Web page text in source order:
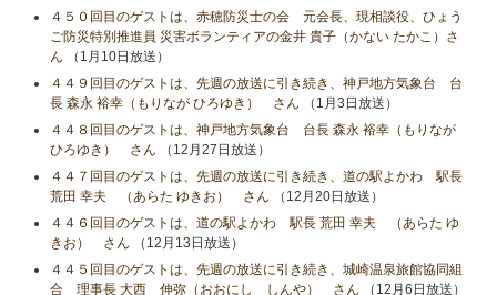
４５０回目のゲストは、赤穂防災士の会 元会長、現相談役、ひょう
ご防災特別推進員 災害ボランティアの金井 貴子（かない たかこ）さ
ん （1月10日放送）
４４９回目のゲストは、先週の放送に引き続き、神戸地方気象台 台
長 森永 裕幸（もりなが ひろゆき） さん （1月3日放送）
４４８回目のゲストは、神戸地方気象台 台長 森永 裕幸（もりなが
ひろゆき） さん （12月27日放送）
４４７回目のゲストは、先週の放送に引き続き、道の駅よかわ 駅長
荒田 幸夫 （あらた ゆきお） さん （12月20日放送）
４４６回目のゲストは、道の駅よかわ 駅長 荒田 幸夫 （あらた ゆ
きお） さん （12月13日放送）
４４５回目のゲストは、先週の放送に引き続き、城崎温泉旅館協同組
合 理事長 大西 伸弥（おおにし しんや） さん （12月6日放送）